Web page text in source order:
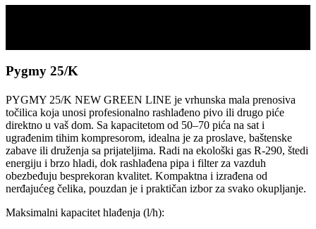
Pygmy 25/K
PYGMY 25/K NEW GREEN LINE je vrhunska mala prenosiva
točilica koja unosi profesionalno rashlađeno pivo ili drugo piće
direktno u vaš dom. Sa kapacitetom od 50–70 pića na sat i
ugrađenim tihim kompresorom, idealna je za proslave, baštenske
zabave ili druženja sa prijateljima. Radi na ekološki gas R-290, štedi
energiju i brzo hladi, dok rashlađena pipa i filter za vazduh
obezbeđuju besprekoran kvalitet. Kompaktna i izrađena od
nerđajućeg čelika, pouzdan je i praktičan izbor za svako okupljanje.
Maksimalni kapacitet hlađenja (l/h):